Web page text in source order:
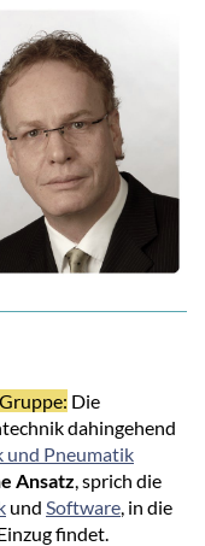
Die
dahingehend
und Pneumatik
Ansatz , sprich die
und Software , in die
findet.